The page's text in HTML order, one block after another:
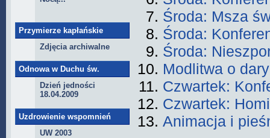
Przymierze kapłańskie
Zdjęcia archiwalne
Odnowa w Duchu św.
Dzień jedności
18.04.2009
Uzdrowienie wspomnień
UW 2003
Środa: Msza
Środa:
Środa:
Modlitwa o
Czwartek:
Czwartek:
Animacja i